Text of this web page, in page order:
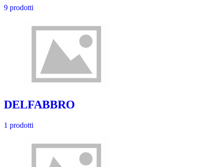
9 prodotti
DELFABBRO
1 prodotti